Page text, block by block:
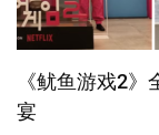
《鱿鱼游戏2
宴